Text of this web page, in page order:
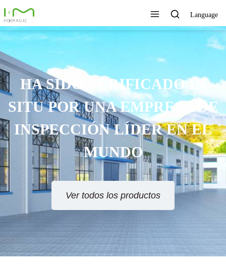
Language
HA SIDO VERIFICADO IN
SITU POR UNA EMPRESA DE
INSPECCIÓN LÍDER EN EL
MUNDO
Ver todos los productos